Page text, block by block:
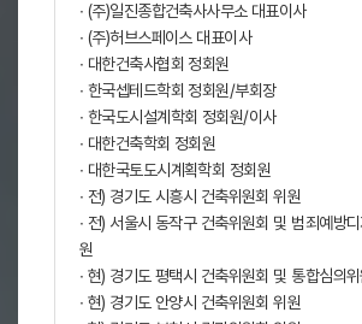
∙ (주)일진종합건축사사무소 대표이사
∙ (주)허브스페이스 대표이사
∙ 대한건축사협회 정회원
∙ 한국셉테드학회 정회원/부회장
∙ 한국도시설계학회 정회원/이사
∙ 대한건축학회 정회원
∙ 대한국토도시계획학회 정회원
∙ 전) 경기도 시흥시 건축위원회 위원
∙ 전) 서울시 동작구 건축위원회 및 범죄예방
원
∙ 현) 경기도 평택시 건축위원회 및 통합심의
∙ 현) 경기도 안양시 건축위원회 위원